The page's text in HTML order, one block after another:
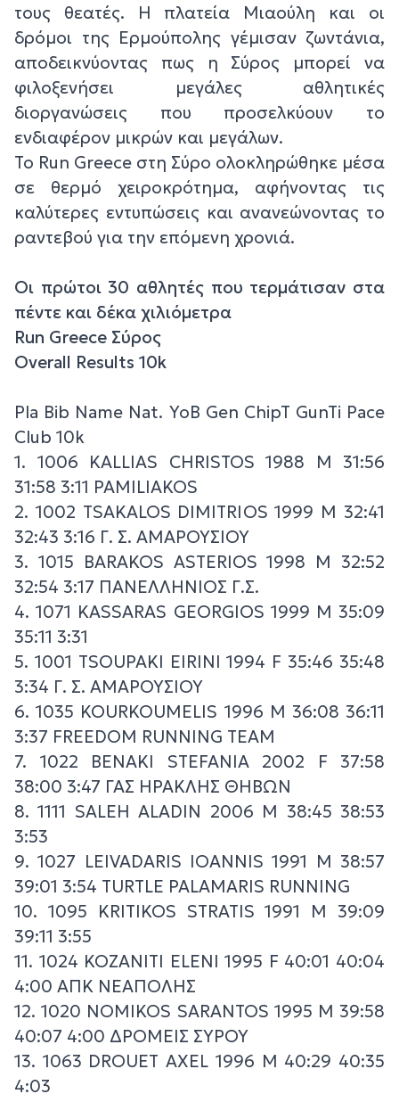
τους θεατές. Η πλατεία Μιαούλη και οι
δρόμοι της Ερμούπολης γέμισαν ζωντάνια,
αποδεικνύοντας πως η Σύρος μπορεί να
φιλοξενήσει μεγάλες αθλητικές
διοργανώσεις που προσελκύουν το
ενδιαφέρον μικρών και μεγάλων.
Το Run Greece στη Σύρο ολοκληρώθηκε μέσα
σε θερμό χειροκρότημα, αφήνοντας τις
καλύτερες εντυπώσεις και ανανεώνοντας το
ραντεβού για την επόμενη χρονιά.
Οι πρώτοι 30 αθλητές που τερμάτισαν στα
πέντε και δέκα χιλιόμετρα
Run Greece Σύρος
Overall Results 10k
Pla Bib Name Nat. YoB Gen ChipT GunTi Pace
Club 10k
1. 1006 KALLIAS CHRISTOS 1988 M 31:56
31:58 3:11 PAMILIAKOS
2. 1002 TSAKALOS DIMITRIOS 1999 M 32:41
32:43 3:16 Γ. Σ. ΑΜΑΡΟΥΣΙΟΥ
3. 1015 BARAKOS ASTERIOS 1998 M 32:52
32:54 3:17 ΠΑΝΕΛΛΗΝΙΟΣ Γ.Σ.
4. 1071 KASSARAS GEORGIOS 1999 M 35:09
35:11 3:31
5. 1001 TSOUPAKI EIRINI 1994 F 35:46 35:48
3:34 Γ. Σ. ΑΜΑΡΟΥΣΙΟΥ
6. 1035 KOURKOUMELIS 1996 M 36:08 36:11
3:37 FREEDOM RUNNING TEAM
7. 1022 BENAKI STEFANIA 2002 F 37:58
38:00 3:47 ΓΑΣ ΗΡΑΚΛΗΣ ΘΗΒΩΝ
8. 1111 SALEH ALADIN 2006 M 38:45 38:53
3:53
9. 1027 LEIVADARIS IOANNIS 1991 M 38:57
39:01 3:54 TURTLE PALAMARIS RUNNING
10. 1095 KRITIKOS STRATIS 1991 M 39:09
39:11 3:55
11. 1024 KOZANITI ELENI 1995 F 40:01 40:04
4:00 ΑΠΚ ΝΕΑΠΟΛΗΣ
12. 1020 NOMIKOS SARANTOS 1995 M 39:58
40:07 4:00 ΔΡΟΜΕΙΣ ΣΥΡΟΥ
13. 1063 DROUET AXEL 1996 M 40:29 40:35
4:03